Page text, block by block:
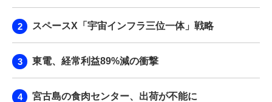
スペースX「宇宙インフラ三位一体」戦略
東電、経常利益89%減の衝撃
宮古島の食肉センター、出荷が不能に